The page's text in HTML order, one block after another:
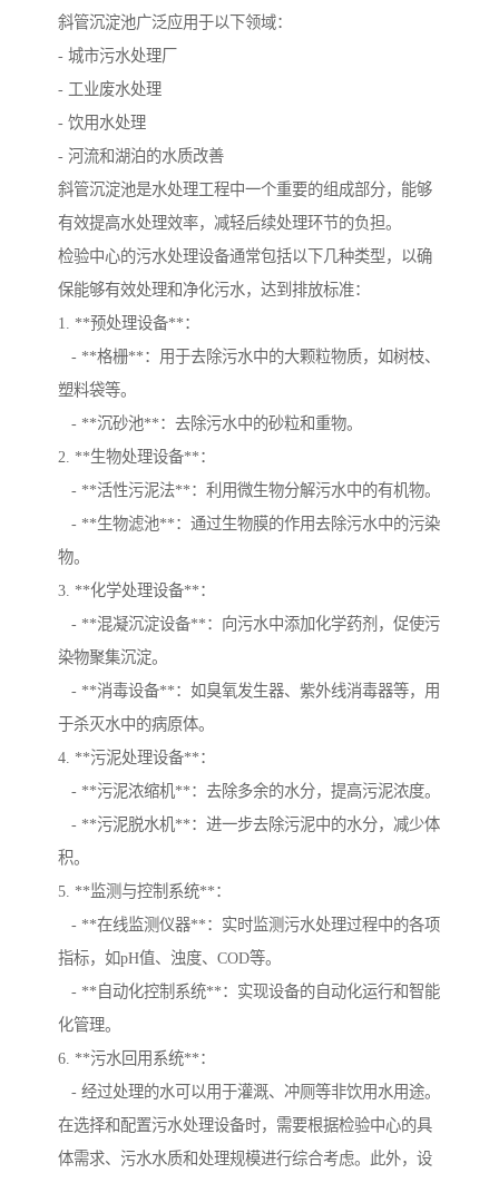
斜管沉淀池广泛应用于以下领域：
- 城市污水处理厂
- 工业废水处理
- 饮用水处理
- 河流和湖泊的水质改善
斜管沉淀池是水处理工程中一个重要的组成部分，能够
有效提高水处理效率，减轻后续处理环节的负担。
检验中心的污水处理设备通常包括以下几种类型，以确
保能够有效处理和净化污水，达到排放标准：
1. **预处理设备**：
- **格栅**：用于去除污水中的大颗粒物质，如树枝、
塑料袋等。
- **沉砂池**：去除污水中的砂粒和重物。
2. **生物处理设备**：
- **活性污泥法**：利用微生物分解污水中的有机物。
- **生物滤池**：通过生物膜的作用去除污水中的污染
物。
3. **化学处理设备**：
- **混凝沉淀设备**：向污水中添加化学药剂，促使污
染物聚集沉淀。
- **消毒设备**：如臭氧发生器、紫外线消毒器等，用
于杀灭水中的病原体。
4. **污泥处理设备**：
- **污泥浓缩机**：去除多余的水分，提高污泥浓度。
- **污泥脱水机**：进一步去除污泥中的水分，减少体
积。
5. **监测与控制系统**：
- **在线监测仪器**：实时监测污水处理过程中的各项
指标，如pH值、浊度、COD等。
- **自动化控制系统**：实现设备的自动化运行和智能
化管理。
6. **污水回用系统**：
- 经过处理的水可以用于灌溉、冲厕等非饮用水用途。
在选择和配置污水处理设备时，需要根据检验中心的具
体需求、污水水质和处理规模进行综合考虑。此外，设